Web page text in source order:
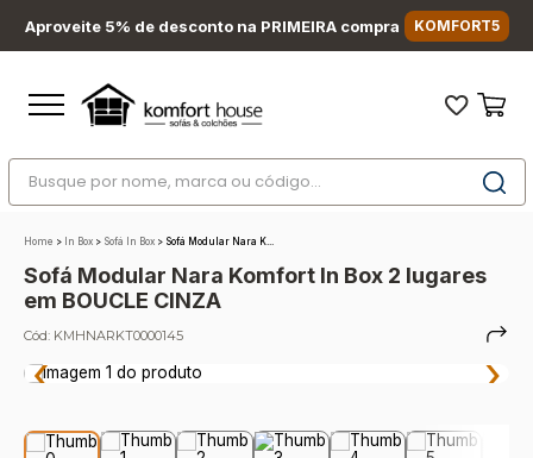
Aproveite 5% de desconto na PRIMEIRA compra KOMFORT5
Busque por nome, marca ou código...
Home > In Box > Sofá In Box > Sofá Modular Nara K...
Sofá Modular Nara Komfort In Box 2 lugares
em BOUCLE CINZA
Cód: KMHNARKT0000145
‹ ›
2º
sofá
3º
sofá retrátil
4º
sofá cama
6º
sofá canto